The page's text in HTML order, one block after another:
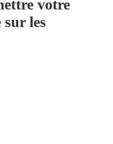
votre
sur les